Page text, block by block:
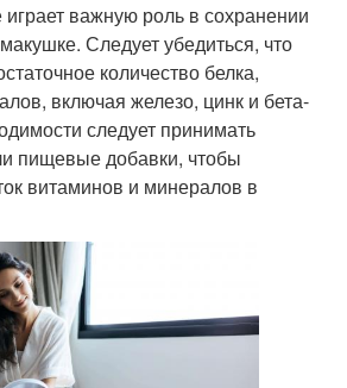
важную роль в сохранении
Следует убедиться, что
количество белка,
включая железо, цинк и бета-
следует принимать
пищевые добавки, чтобы
витаминов и минералов в